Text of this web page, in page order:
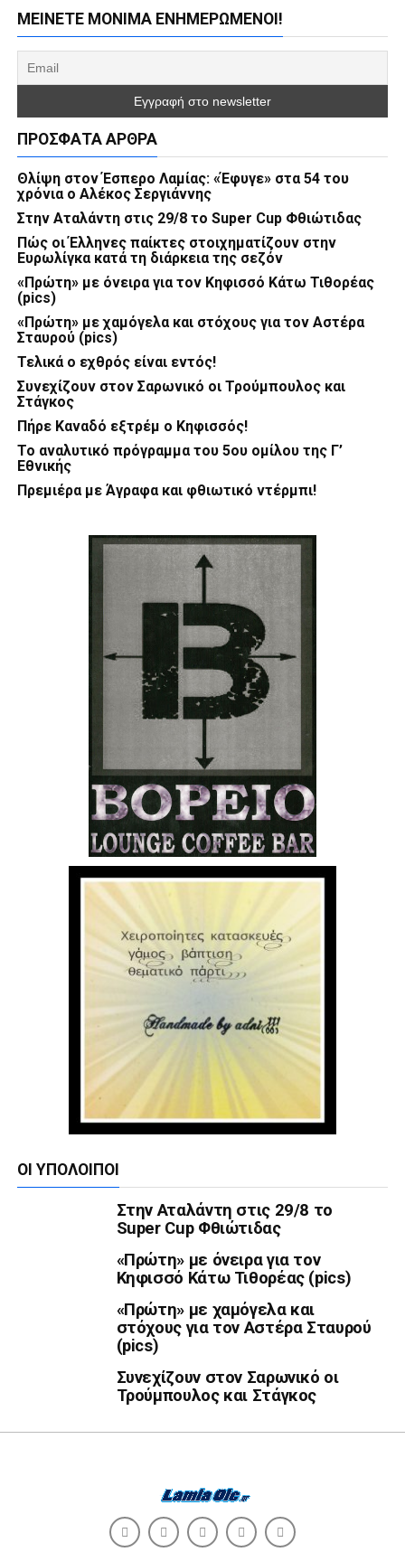
ΜΕΊΝΕΤΕ ΜΌΝΙΜΑ ΕΝΗΜΕΡΏΜΕΝΟΙ!
ΠΡΌΣΦΑΤΑ ΆΡΘΡΑ
Θλίψη στον Έσπερο Λαμίας: «Έφυγε» στα 54 του
χρόνια ο Αλέκος Σεργιάννης
Στην Αταλάντη στις 29/8 το Super Cup Φθιώτιδας
Πώς οι Έλληνες παίκτες στοιχηματίζουν στην
Ευρωλίγκα κατά τη διάρκεια της σεζόν
«Πρώτη» με όνειρα για τον Κηφισσό Κάτω Τιθορέας
(pics)
«Πρώτη» με χαμόγελα και στόχους για τον Αστέρα
Σταυρού (pics)
Τελικά ο εχθρός είναι εντός!
Συνεχίζουν στον Σαρωνικό οι Τρούμπουλος και
Στάγκος
Πήρε Καναδό εξτρέμ ο Κηφισσός!
Το αναλυτικό πρόγραμμα του 5ου ομίλου της Γ’
Εθνικής
Πρεμιέρα με Άγραφα και φθιωτικό ντέρμπι!
ΟΙ ΥΠΌΛΟΙΠΟΙ
Στην Αταλάντη στις 29/8 το
Super Cup Φθιώτιδας
«Πρώτη» με όνειρα για τον
Κηφισσό Κάτω Τιθορέας (pics)
«Πρώτη» με χαμόγελα και
στόχους για τον Αστέρα Σταυρού
(pics)
Συνεχίζουν στον Σαρωνικό οι
Τρούμπουλος και Στάγκος